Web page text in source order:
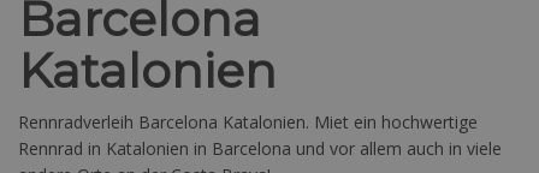
Barcelona
Katalonien
Rennradverleih Barcelona Katalonien. Miet ein hochwertige
Rennrad in Katalonien in Barcelona und vor allem auch in viele